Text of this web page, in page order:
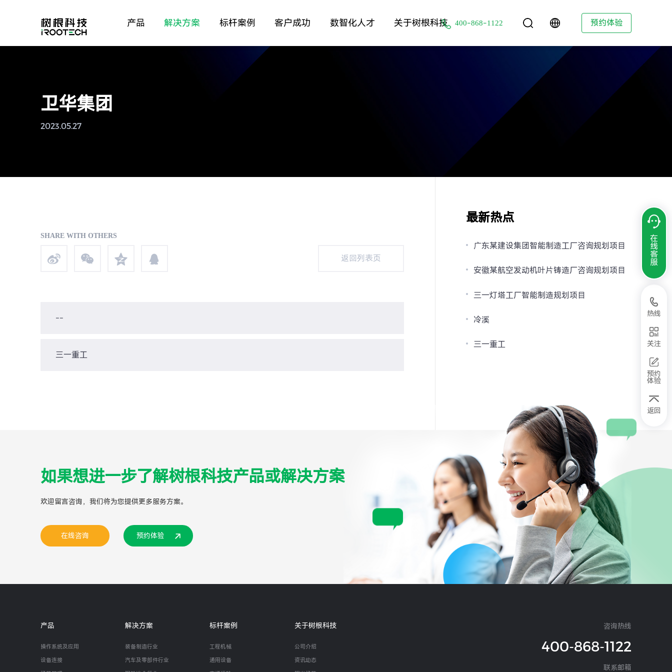
产品 解决方案 标杆案例 客户成功 数智化人才 关于树根科技 400-868-1122 预约体验
卫华集团
2023.05.27
SHARE WITH OTHERS
返回列表页
--
三一重工
最新热点
广东某建设集团智能制造工厂咨询规划项目
安徽某航空发动机叶片铸造厂咨询规划项目
三一灯塔工厂智能制造规划项目
冷溪
三一重工
如果想进一步了解树根科技产品或解决方案
欢迎留言咨询，我们将为您提供更多服务方案。
在线咨询 预约体验
产品
操作系统及应用
设备连接
解决方案
装备制造行业
汽车及零部件行业
标杆案例
工程机械
通用设备
关于树根科技
公司介绍
资讯动态
咨询热线
400-868-1122
联系邮箱
在
线
客
服
热线
关注
预约
体验
返回